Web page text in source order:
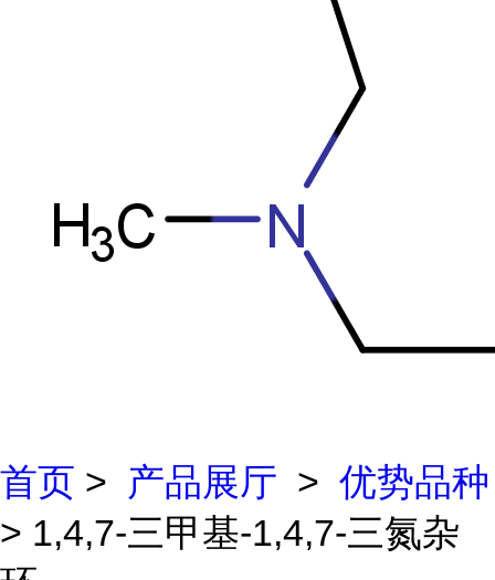
首页 > 产品展厅 > 优势品种
> 1,4,7-三甲基-1,4,7-三氮杂